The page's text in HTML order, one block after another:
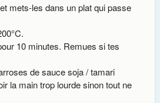
mets-les dans un plat qui passe
10 minutes. Remues si tes
de sauce soja / tamari
la main trop lourde sinon tout ne